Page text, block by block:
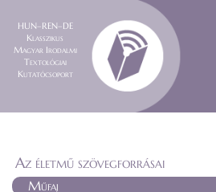
HUN–REN–DE
Klasszikus
Magyar Irodalmi
Textológiai
Kutatócsoport
Az életmű szövegforrásai
Műfaj